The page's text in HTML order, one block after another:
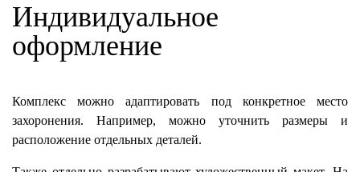
Индивидуальное
оформление
Комплекс можно адаптировать под конкретное место
захоронения. Например, можно уточнить размеры и
расположение отдельных деталей.